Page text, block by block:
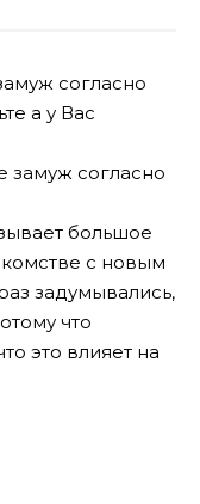
согласно
а у Вас
большое
с новым
задумывались,
что
это влияет на